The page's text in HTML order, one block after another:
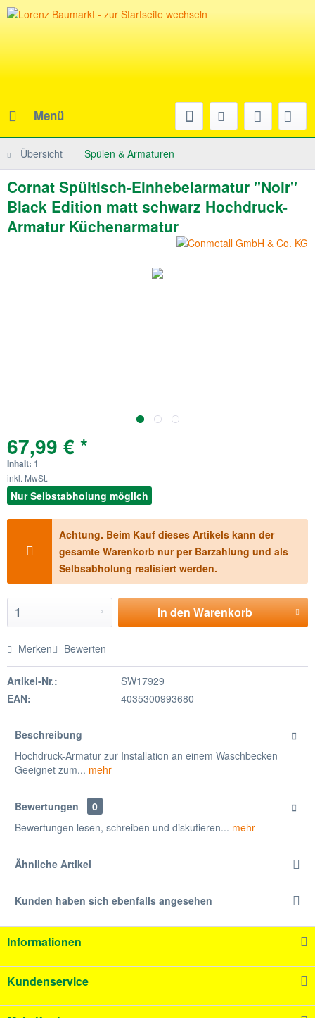
Menü
Übersicht Spülen & Armaturen
Cornat Spültisch-Einhebelarmatur "Noir"
Black Edition matt schwarz Hochdruck-
Armatur Küchenarmatur
67,99 € *
Inhalt: 1
inkl. MwSt.
Nur Selbstabholung möglich
Achtung. Beim Kauf dieses Artikels kann der
gesamte Warenkorb nur per Barzahlung und als
Selbsabholung realisiert werden.
In denWarenkorb
Merken Bewerten
Artikel-Nr.:
SW17929
EAN:
4035300993680
Beschreibung
Hochdruck-Armatur zur Installation an einem Waschbecken
Geeignet zum... mehr
Bewertungen
0
Bewertungen lesen, schreiben und diskutieren... mehr
Ähnliche Artikel
Kunden haben sich ebenfalls angesehen
Informationen
Kundenservice